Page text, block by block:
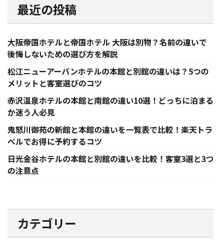
最近の投稿
大阪帝国ホテルと帝国ホテル 大阪は別物？名前の違いで
後悔しないための選び方を解説
松江ニューアーバンホテルの本館と別館の違いは？5つの
メリットと客室選びのコツ
赤沢温泉ホテルの本館と南館の違い10選！どっちに泊まる
か迷う人必見
鬼怒川御苑の新館と本館の違いを一覧表で比較！楽天トラ
ベルでお得に予約するコツ
日光金谷ホテルの本館と別館の違いを比較！客室3選と3つ
の注意点
カテゴリー